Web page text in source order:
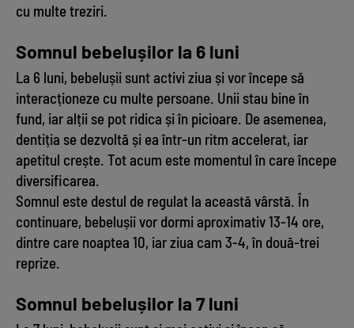
cu multe treziri.
Somnul bebelușilor la 6 luni
La 6 luni, bebelușii sunt activi ziua și vor începe să
interacționeze cu multe persoane. Unii stau bine în
fund, iar alții se pot ridica și în picioare. De asemenea,
dentiția se dezvoltă și ea într-un ritm accelerat, iar
apetitul crește. Tot acum este momentul în care începe
diversificarea.
Somnul este destul de regulat la această vârstă. În
continuare, bebelușii vor dormi aproximativ 13-14 ore,
dintre care noaptea 10, iar ziua cam 3-4, în două-trei
reprize.
Somnul bebelușilor la 7 luni